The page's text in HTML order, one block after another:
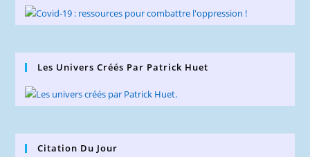
Les Univers Créés Par Patrick Huet
Citation Du Jour